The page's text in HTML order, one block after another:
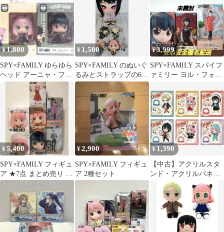
¥1,800
SPY×FAMILY ゆらゆら
ヘッド アーニャ・フォ
ージャー ヨルフォージ
¥ 1,500
SPY×FAMILY のぬいぐ
るみとストラップの6セ
ット
¥3,999
SPY×FAMILY スパイフ
ァミリー ヨル・フォー
セット
¥5,400
SPY×FAMILY フィギュ
ア ★7点 まとめ売り ア
ーニャ ヨル ロイド
¥2,900
SPY×FAMILY フィギュ
ア 2種セット
¥1,390
【中古】アクリルスタ
ンド・アクリルパネル
全6種セット
「SPY×FAMILY トコト
コアクリルスタンド」